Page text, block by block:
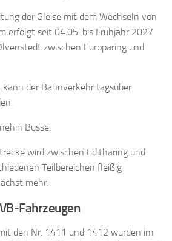
der Gleise mit dem Wechseln von
erfolgt seit 04.05. bis Frühjahr 2027
zwischen Europaring und
kann der Bahnverkehr tagsüber
Busse.
wird zwischen Editharing und
Teilbereichen fleißig
mehr.
Fahrzeugen
den Nr. 1411 und 1412 wurden im